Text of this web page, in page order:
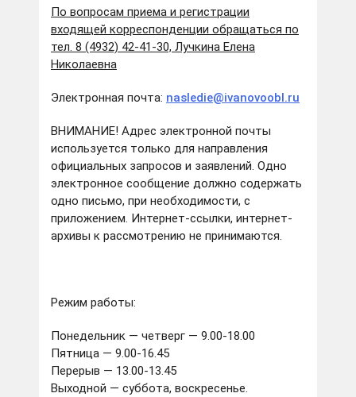
По вопросам приема и регистрации
входящей корреспонденции обращаться по
тел. 8 (4932) 42-41-30, Лучкина Елена
Николаевна
Электронная почта: nasledie@ivanovoobl.ru
ВНИМАНИЕ! Адрес электронной почты
используется только для направления
официальных запросов и заявлений. Одно
электронное сообщение должно содержать
одно письмо, при необходимости, с
приложением. Интернет-ссылки, интернет-
архивы к рассмотрению не принимаются.
Режим работы:
Понедельник — четверг — 9.00-18.00
Пятница — 9.00-16.45
Перерыв — 13.00-13.45
Выходной — суббота, воскресенье.